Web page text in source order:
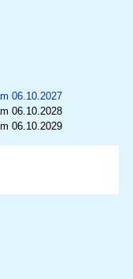
06.10.2027
06.10.2028
06.10.2029